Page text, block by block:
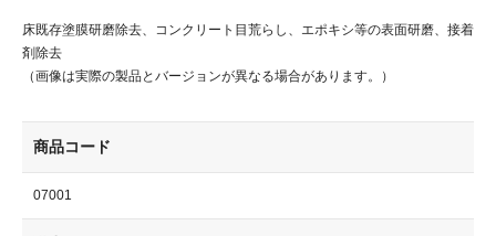
床既存塗膜研磨除去、コンクリート目荒らし、エポキシ等の表面研磨、接着
剤除去
（画像は実際の製品とバージョンが異なる場合があります。）
商品コード
07001